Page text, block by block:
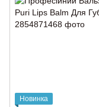
Новинка